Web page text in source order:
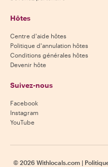
Hôtes
Centre d'aide hôtes
Politique d'annulation hôtes
Conditions générales hôtes
Devenir hôte
Suivez-nous
Facebook
Instagram
YouTube
© 2026 Withlocals.com |